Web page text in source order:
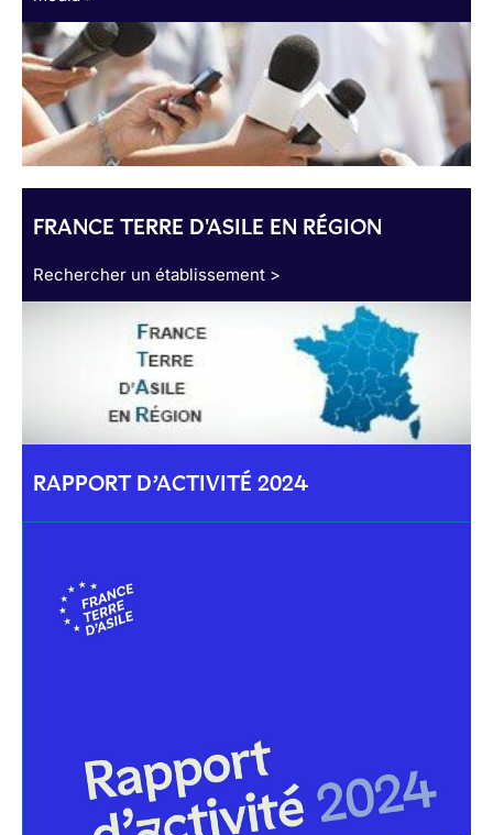
FRANCE TERRE D'ASILE EN RÉGION
Rechercher un établissement >
RAPPORT D’ACTIVITÉ 2024